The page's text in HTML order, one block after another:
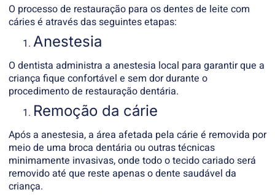
O processo de restauração para os dentes de leite com
cáries é através das seguintes etapas:
Anestesia
O dentista administra a anestesia local para garantir que a
criança fique confortável e sem dor durante o
procedimento de restauração dentária.
Remoção da cárie
Após a anestesia, a área afetada pela cárie é removida por
meio de uma broca dentária ou outras técnicas
minimamente invasivas, onde todo o tecido cariado será
removido até que reste apenas o dente saudável da
criança.